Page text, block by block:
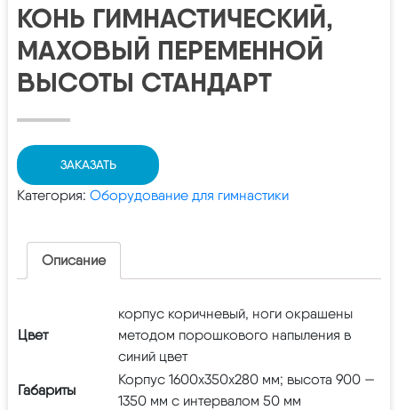
КОНЬ ГИМНАСТИЧЕСКИЙ,
МАХОВЫЙ ПЕРЕМЕННОЙ
ВЫСОТЫ СТАНДАРТ
ЗАКАЗАТЬ
Категория: Оборудование для гимнастики
Описание
Цвет
корпус коричневый, ноги окрашены
методом порошкового напыления в
синий цвет
Габариты
Корпус 1600х350х280 мм; высота 900 —
1350 мм с интервалом 50 мм